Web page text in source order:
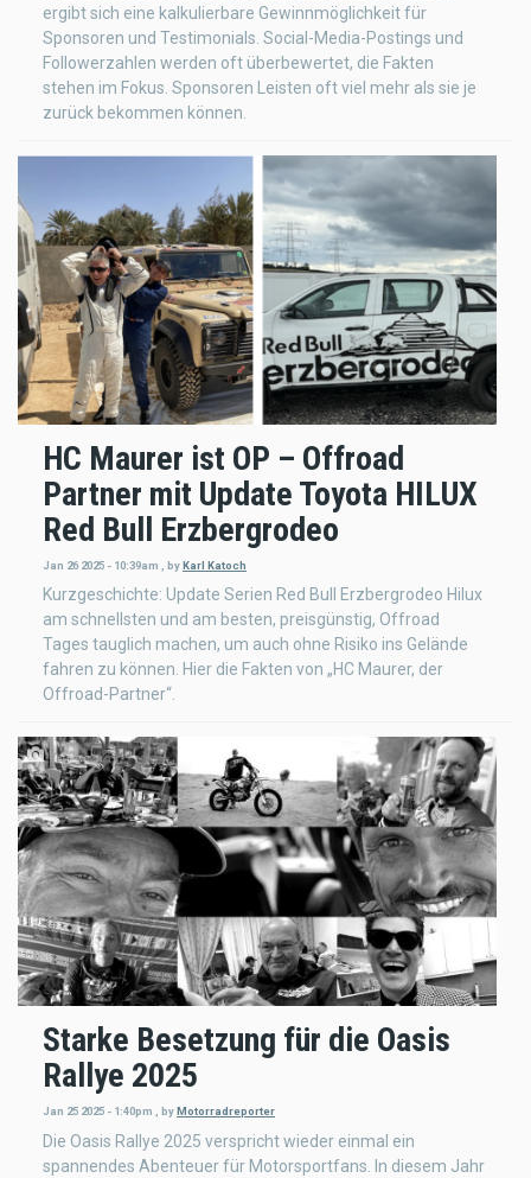
ergibt sich eine kalkulierbare Gewinnmöglichkeit für
Sponsoren und Testimonials. Social-Media-Postings und
Followerzahlen werden oft überbewertet, die Fakten
stehen im Fokus. Sponsoren Leisten oft viel mehr als sie je
zurück bekommen können.
HC Maurer ist OP – Offroad
Partner mit Update Toyota HILUX
Red Bull Erzbergrodeo
Jan 26 2025 - 10:39am byKarl Katoch
Kurzgeschichte: Update Serien Red Bull Erzbergrodeo Hilux
am schnellsten und am besten, preisgünstig, Offroad
Tages tauglich machen, um auch ohne Risiko ins Gelände
fahren zu können. Hier die Fakten von „HC Maurer, der
Offroad-Partner“.
Starke Besetzung für die Oasis
Rallye 2025
Jan 25 2025 - 1:40pm byMotorradreporter
Die Oasis Rallye 2025 verspricht wieder einmal ein
spannendes Abenteuer für Motorsportfans. In diesem Jahr